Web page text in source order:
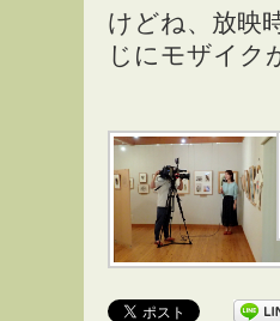
けどね、放映
じにモザイク